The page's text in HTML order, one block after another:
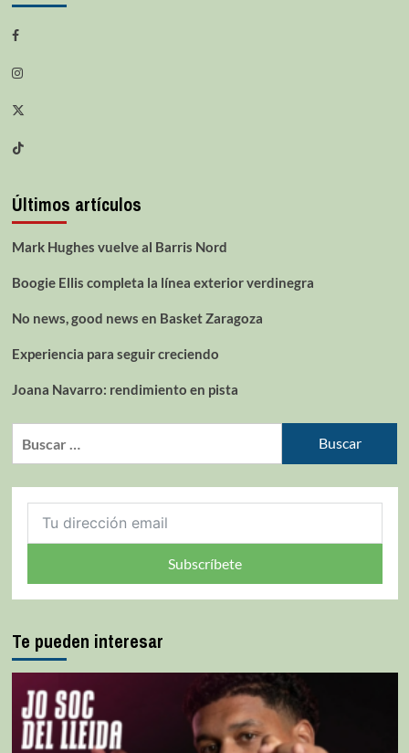
Últimos artículos
Mark Hughes vuelve al Barris Nord
Boogie Ellis completa la línea exterior verdinegra
No news, good news en Basket Zaragoza
Experiencia para seguir creciendo
Joana Navarro: rendimiento en pista
Subscríbete
Te pueden interesar